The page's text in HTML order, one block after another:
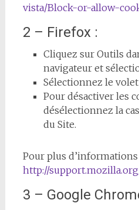
vista/Block-or-allow-
2 – Firefox :
Cliquez sur Outils
navigateur et
Sélectionnez le
Pour désactiver les
désélectionnez la
du Site.
Pour plus d’informations
http://
3 – Google